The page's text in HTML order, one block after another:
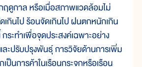
ดูกาล หรือเมื่อสภาพแวดล้อมไม่
เกินไป ร้อนจัดเกินไป ฝนตกหนักเกิน
ระทำเพื่อจุดประสงค์เฉพาะอย่าง
ะปรับปรุงพันธุ์ การวิจัยด้านการเพิ่ม
นการค้าในเรือนกระจกหรือเรือน